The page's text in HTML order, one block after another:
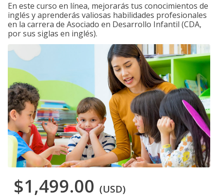
En este curso en línea, mejorarás tus conocimientos de
inglés y aprenderás valiosas habilidades profesionales
en la carrera de Asociado en Desarrollo Infantil (CDA,
por sus siglas en inglés).
$1,499.00 (USD)